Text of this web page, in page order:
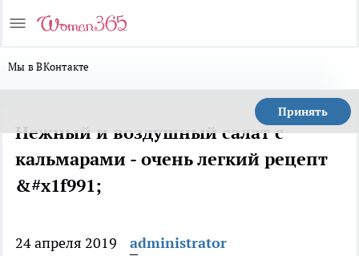
Мы в ВКонтакте
Принять
Нежный и воздушный салат с
кальмарами - очень легкий рецепт
&#x1f991;
24 апреля 2019 administrator